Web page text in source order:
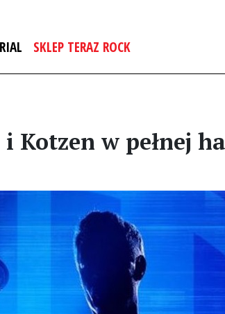
SKLEP TERAZ ROCK
w pełnej